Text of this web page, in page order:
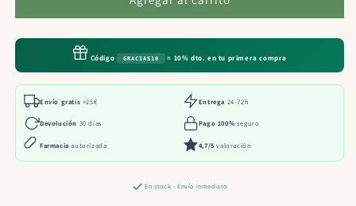
Natur
NPD1
60
Perlas
Natur
Oro
1000
NPD1
Código GRACIAS10 = 10% dto. en tu primera compra
Envío gratis +25€ Entrega 24-72h
Devolución 30 días Pago 100% seguro
Farmacia autorizada 4,7/5 valoración
En stock · Envío inmediato